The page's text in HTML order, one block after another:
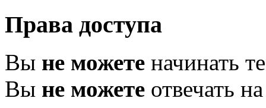
Права доступа
Вы не можете начинать
Вы не можете отвечать